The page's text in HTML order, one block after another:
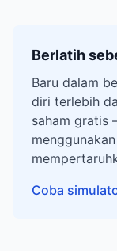
Berlatih
Baru dalam
diri terlebih
saham gratis
Coba